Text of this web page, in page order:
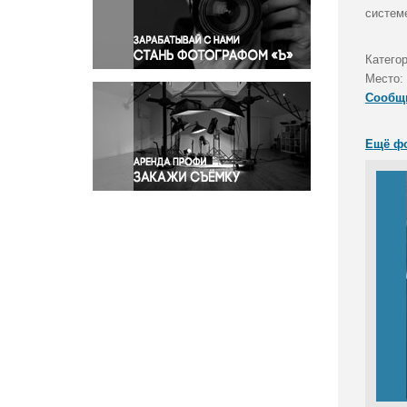
Правосудие
Происшествия и конфликты
Религия
Светская жизнь
Спорт
Экология
Экономика и бизнес
Место:
Ещё